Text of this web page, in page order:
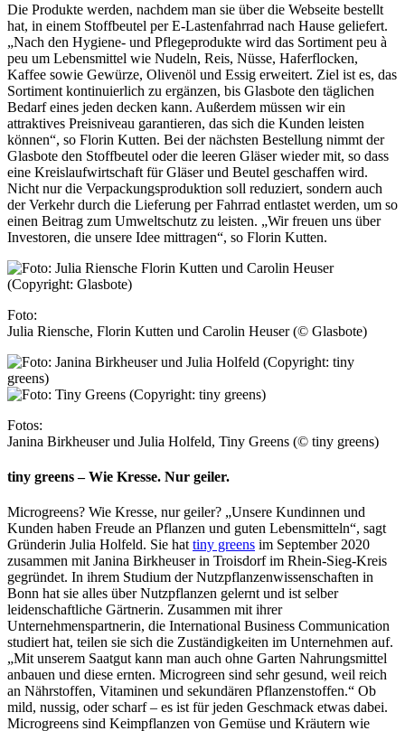
Die Produkte werden, nachdem man sie über die Webseite bestellt
hat, in einem Stoffbeutel per E-Lastenfahrrad nach Hause geliefert.
„Nach den Hygiene- und Pflegepro­dukte wird das Sortiment peu à
peu um Lebensmittel wie Nudeln, Reis, Nüsse, Haferflocken,
Kaffee sowie Gewürze, Olivenöl und Essig erweitert. Ziel ist es, das
Sortiment kontinuierlich zu ergänzen, bis Glasbote den täglichen
Bedarf eines jeden decken kann. Außerdem müssen wir ein
attraktives Preisniveau garantieren, das sich die Kunden leisten
können“, so Florin Kutten. Bei der nächsten Bestellung nimmt der
Glasbote den Stoffbeutel oder die leeren Gläser wieder mit, so dass
eine Kreislaufwirtschaft für Gläser und Beutel geschaffen wird.
Nicht nur die Verpackungsproduktion soll reduziert, sondern auch
der Verkehr durch die Lieferung per Fahrrad entlastet werden, um so
einen Beitrag zum Umweltschutz zu leisten. „Wir freuen uns über
Investoren, die unsere Idee mittragen“, so Florin Kutten.
Foto:
Julia Riensche, Florin Kutten und Carolin Heuser (© Glasbote)
Fotos:
Janina Birkheuser und Julia Holfeld, Tiny Greens (© tiny greens)
tiny greens – Wie Kresse. Nur geiler.
Microgreens? Wie Kresse, nur geiler? „Unsere Kundinnen und
Kunden haben Freude an Pflanzen und guten Lebensmitteln“, sagt
Gründerin Julia Holfeld. Sie hattiny greens im September 2020
zusammen mit Janina Birkheuser in Troisdorf im Rhein-Sieg-Kreis
gegründet. In ihrem Studium der Nutzpflanzenwissenschaften in
Bonn hat sie alles über Nutzpflanzen gelernt und ist selber
leidenschaftliche Gärtne­rin. Zusammen mit ihrer
Unternehmenspartnerin, die International Business Communication
studiert hat, teilen sie sich die Zuständigkeiten im Unternehmen auf.
„Mit unserem Saatgut kann man auch ohne Garten Nahrungsmittel
anbauen und diese ernten. Microgreen sind sehr ge­sund, weil reich
an Nährstoffen, Vitaminen und sekundären Pflanzenstoffen.“ Ob
mild, nussig, oder scharf – es ist für jeden Geschmack etwas dabei.
Microgreens sind Keimpflanzen von Gemüse und Kräutern wie